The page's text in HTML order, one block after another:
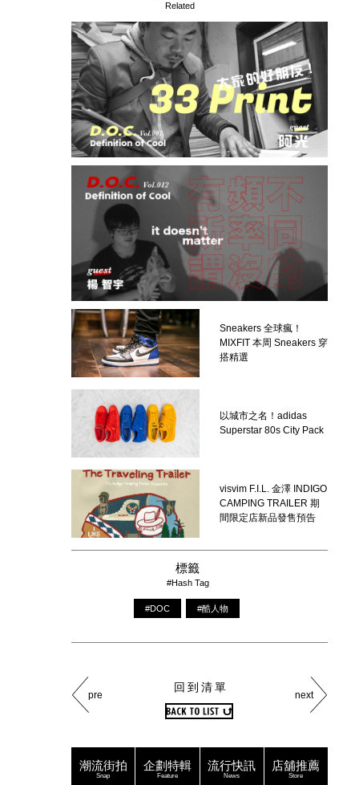
Related
Sneakers 全球瘋！
MIXFIT 本周 Sneakers 穿
搭精選
以城市之名！adidas
Superstar 80s City Pack
visvim F.I.L. 金澤 INDIGO
CAMPING TRAILER 期
間限定店新品發售預告
標籤
#Hash Tag
#DOC #酷人物
pre next
回到清單
潮流街拍
Snap
企劃特輯
Feature
流行快訊
News
店舖推薦
Store